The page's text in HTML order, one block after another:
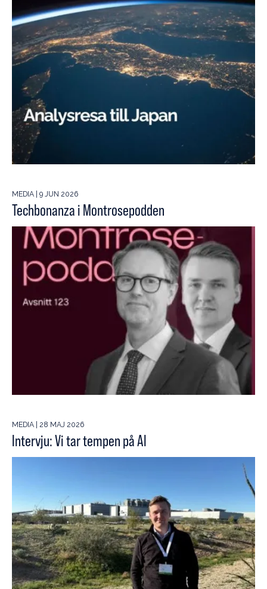
MEDIA | 9 JUN 2026
Techbonanza i Montrosepodden
MEDIA | 28 MAJ 2026
Intervju: Vi tar tempen på AI